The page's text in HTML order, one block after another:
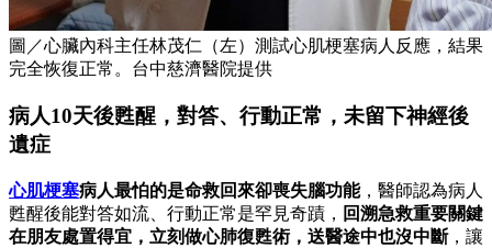
圖／心臟內科主任林茂仁（左）測試心肌梗塞病人反應，結果
完全恢復正常。台中慈濟醫院提供
病人10天後甦醒，對答、行動正常，未留下神經後
遺症
心肌梗塞病人最怕的是命救回來卻喪失腦功能，醫師認為病人
甦醒後能對答如流、行動正常是罕見奇蹟， 回溯急救重要關鍵
在朋友處置得宜，立刻做心肺復甦術，送醫途中也沒中斷，讓